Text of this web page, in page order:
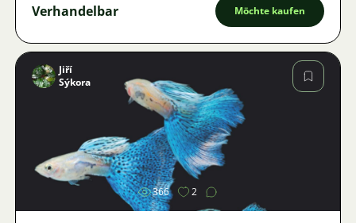
Verhandelbar Möchte kaufen
Bild
Jiří
Sýkora
366 2